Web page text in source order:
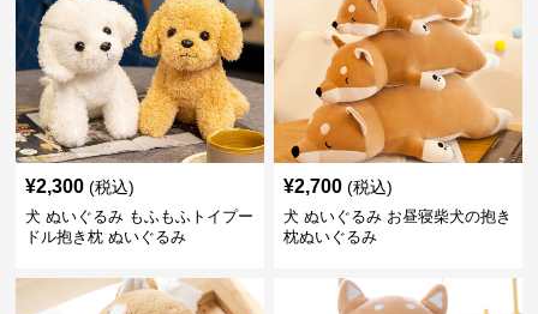
¥2,300 (税込)
犬 ぬいぐるみ もふもふトイプー
ドル抱き枕 ぬいぐるみ
¥2,700 (税込)
犬 ぬいぐるみ お昼寝柴犬の抱き
枕ぬいぐるみ